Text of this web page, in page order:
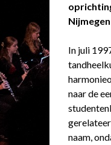
In juli
naar de
naam,